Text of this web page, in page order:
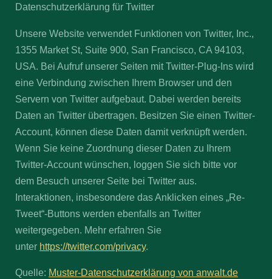
Datenschutzerklärung für Twitter
Unsere Website verwendet Funktionen von Twitter, Inc.,
1355 Market St, Suite 900, San Francisco, CA 94103,
USA. Bei Aufruf unserer Seiten mit Twitter-Plug-Ins wird
eine Verbindung zwischen Ihrem Browser und den
Servern von Twitter aufgebaut. Dabei werden bereits
Daten an Twitter übertragen. Besitzen Sie einen Twitter-
Account, können diese Daten damit verknüpft werden.
Wenn Sie keine Zuordnung dieser Daten zu Ihrem
Twitter-Account wünschen, loggen Sie sich bitte vor
dem Besuch unserer Seite bei Twitter aus.
Interaktionen, insbesondere das Anklicken eines „Re-
Tweet“-Buttons werden ebenfalls an Twitter
weitergegeben. Mehr erfahren Sie
unter https://twitter.com/privacy.
Quelle: Muster-Datenschutzerklärung von anwalt.de